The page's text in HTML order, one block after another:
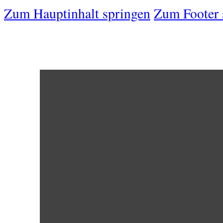
Zum Hauptinhalt springenZum Footer